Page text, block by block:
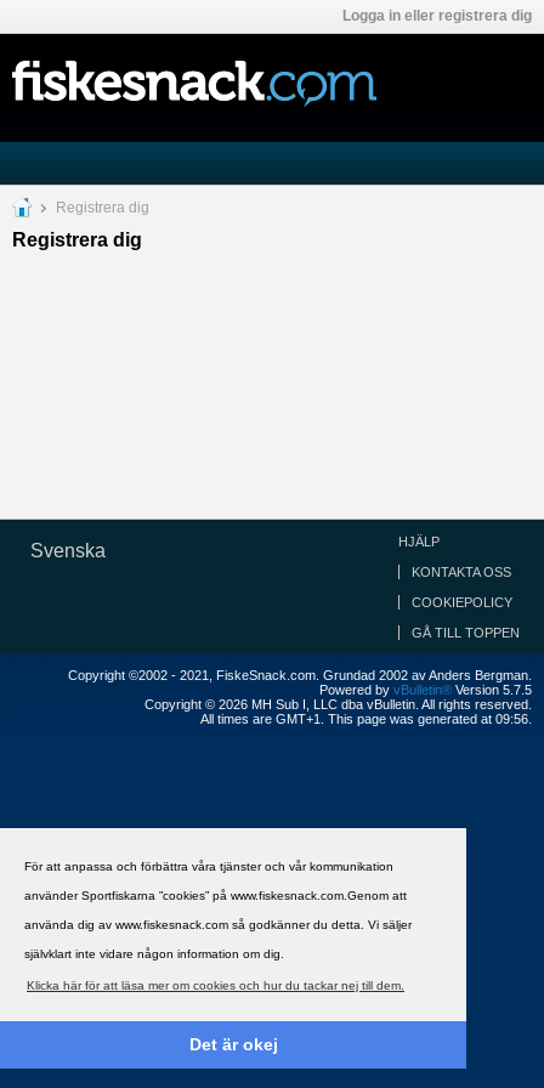
För att anpassa och förbättra våra tjänster och vår kommunikation
använder Sportfiskarna ”cookies” på www.fiskesnack.com.Genom att
använda dig av www.fiskesnack.com så godkänner du detta. Vi säljer
självklart inte vidare någon information om dig.
Klicka här för att läsa mer om cookies och hur du tackar nej till dem.
Det är okej
Logga in eller registrera dig
Registrera dig
Registrera dig
Svenska HJÄLP
KONTAKTA OSS
COOKIEPOLICY
GÅ TILL TOPPEN
Copyright ©2002 - 2021, FiskeSnack.com. Grundad 2002 av Anders Bergman.
Powered by vBulletin® Version 5.7.5
Copyright © 2026 MH Sub I, LLC dba vBulletin. All rights reserved.
All times are GMT+1. This page was generated at 09:56.